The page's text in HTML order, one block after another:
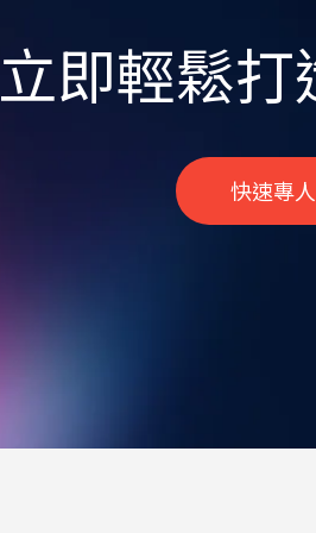
立即輕鬆
快速專